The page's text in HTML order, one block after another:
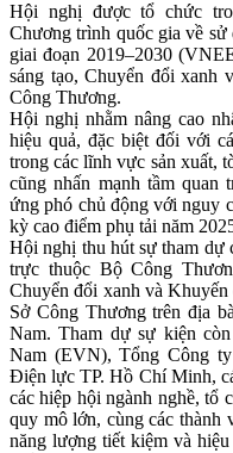
Hội nghị được tổ chức
Chương trình quốc gia về
giai đoạn 2019–2030
sáng tạo, Chuyển đổi
Công Thương.
Hội nghị nhằm nâng cao
hiệu quả, đặc biệt đối với
trong các lĩnh vực sản xuất,
cũng nhấn mạnh tầm quan
ứng phó chủ động với nguy
kỳ cao điểm phụ tải năm
Hội nghị thu hút sự tham dự
trực thuộc Bộ Công
Chuyển đổi xanh và
Sở Công Thương trên địa
Nam. Tham dự sự kiện
Nam (EVN), Tổng Công
Điện lực TP. Hồ Chí Minh,
các hiệp hội ngành nghề, tổ
quy mô lớn, cùng các thành
năng lượng tiết kiệm và